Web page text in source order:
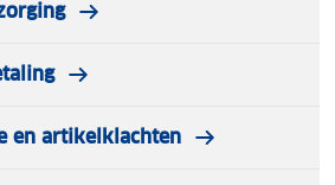
en artikelklachten